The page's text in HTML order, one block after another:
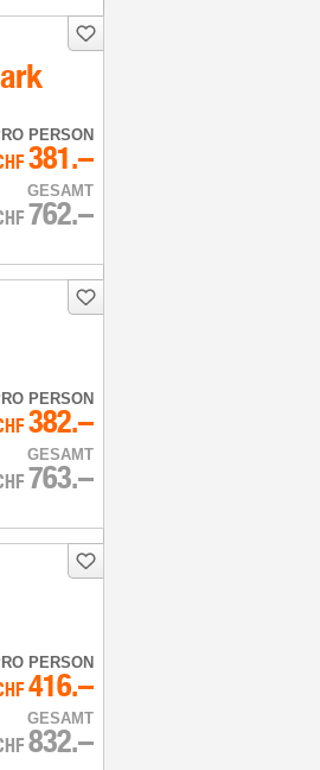
PERSON
381.–
GESAMT
762.–
PERSON
382.–
GESAMT
763.–
PERSON
416.–
GESAMT
832.–